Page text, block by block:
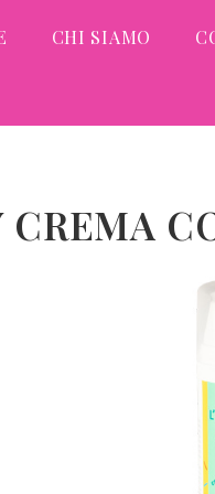
CHI SIAMO
CREMA